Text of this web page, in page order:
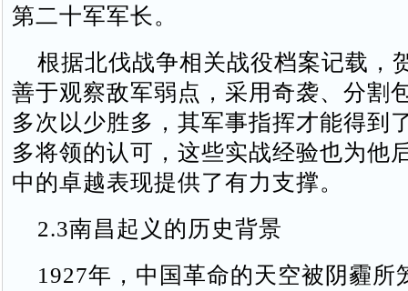
第二十军军长。
根据北伐战争相关战役档案记载，
善于观察敌军弱点，采用奇袭、分割
多次以少胜多，其军事指挥才能得到
多将领的认可，这些实战经验也为他
中的卓越表现提供了有力支撑。
2.3南昌起义的历史背景
1927年，中国革命的天空被阴霾所